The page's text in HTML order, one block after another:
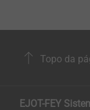
Topo da
EJOT-FEY